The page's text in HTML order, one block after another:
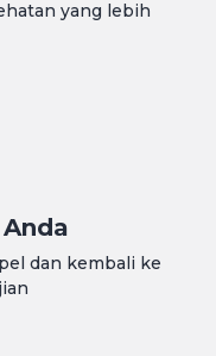
yang lebih
dan kembali ke